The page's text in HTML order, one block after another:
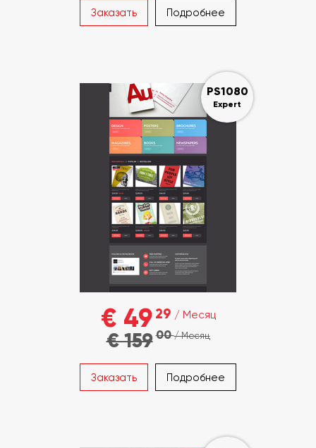
Заказать Подробнее
PS1080
Expert
€ 49 29 / Месяц
€ 15900/ Месяц
Заказать Подробнее